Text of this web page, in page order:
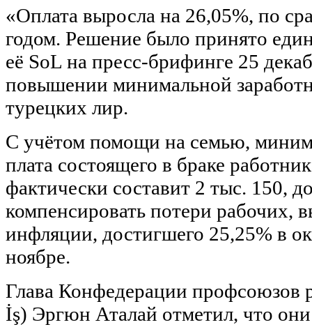
«Оплата выросла на 26,05%, по
годом. Решение было принято
её SoL на пресс-брифинге 25
повышении минимальной
турецких лир.
С учётом помощи на семью,
плата состоящего в браке
фактически составит 2 тыс. 150,
компенсировать потери рабочих,
инфляции, достигшего 25,25% в
ноябре.
Глава Конфедерации профсоюзов
İş) Эргюн Аталай отметил, что